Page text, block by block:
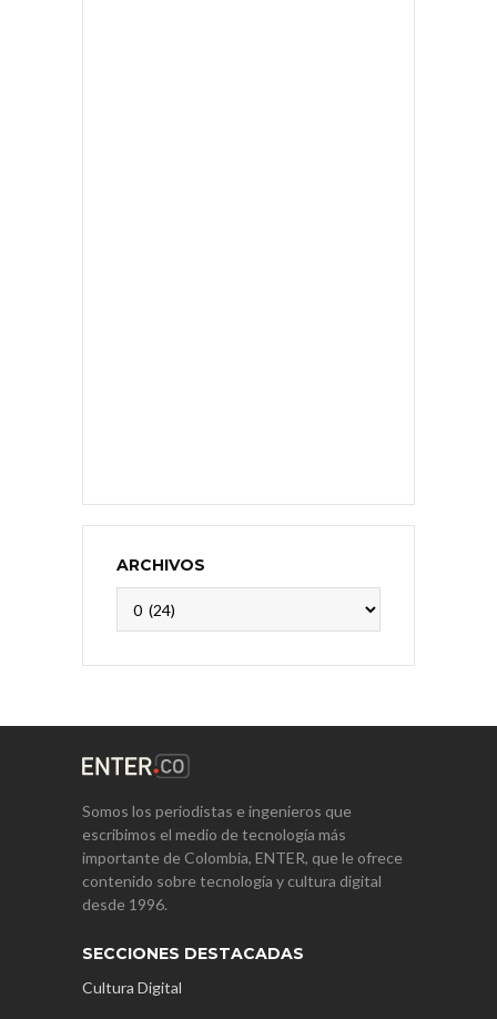
ARCHIVOS
Somos los periodistas e ingenieros que
escribimos el medio de tecnología más
importante de Colombia, ENTER, que le ofrece
contenido sobre tecnología y cultura digital
desde 1996.
SECCIONES DESTACADAS
Cultura Digital